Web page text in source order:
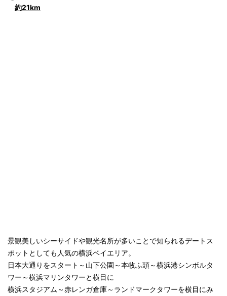
約21km
景観美しいシーサイドや観光名所が多いことで知られるデートス
ポットとしても人気の横浜ベイエリア。
日本大通りをスタート～山下公園～本牧ふ頭～横浜港シンボルタ
ワー～横浜マリンタワーと横目に
横浜スタジアム～赤レンガ倉庫～ランドマークタワーを横目にみ